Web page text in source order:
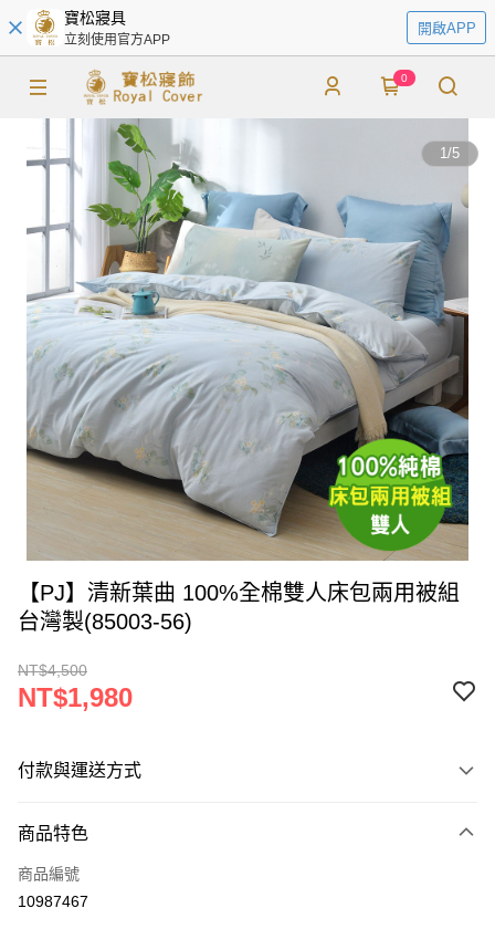
寶松寢具
立刻使用官方APP
開啟APP
0
1/5
【PJ】清新葉曲 100%全棉雙人床包兩用被組
台灣製(85003-56)
NT$4,500
NT$1,980
付款與運送方式
信用卡一次付款
LINE Pay
商品特色
商品編號
10987467